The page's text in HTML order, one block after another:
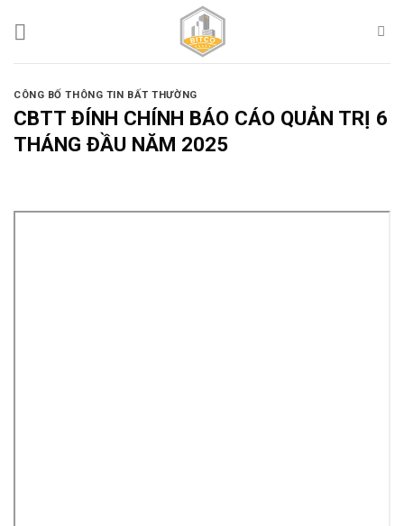
CÔNG BỐ THÔNG TIN BẤT THƯỜNG
CBTT ĐÍNH CHÍNH BÁO CÁO QUẢN TRỊ 6
THÁNG ĐẦU NĂM 2025